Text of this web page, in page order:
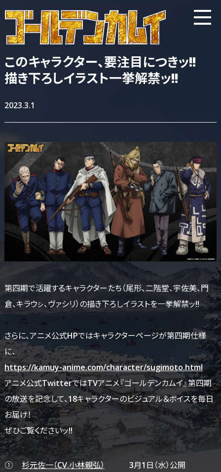
このキャラクター、要注目につきッ!!
描き下ろしイラスト一挙解禁ッ!!
2023.3.1
第四期で活躍するキャラクターたち（尾形、二階堂、宇佐美、門
倉、キラウㇱ、ヴァシリ）の描き下ろしイラストを一挙解禁ッ!!
さらに、アニメ公式HPではキャラクターページが第四期仕様
に、
https://kamuy-anime.com/character/sugimoto.html
アニメ公式TwitterではTVアニメ『ゴールデンカムイ』第四期
の放送を記念して、18キャラクターのビジュアル＆ボイスを毎日
お届け！
ぜひご覧くださいッ!!
① 杉元佐一（CV.小林親弘）
3月1日（水）公開